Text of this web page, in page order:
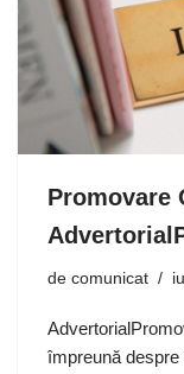
Promovare
de comunicat
împreună